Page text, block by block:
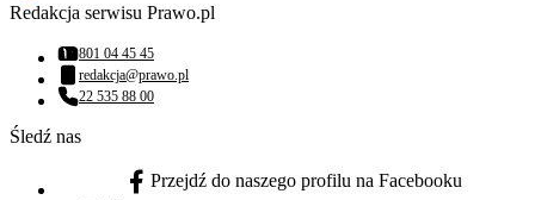
Redakcja serwisu Prawo.pl
Numer telefonu:
801 04 45 45
Adres email:
redakcja@prawo.pl
Numer telefonu:
22 535 88 00
Śledź nas
facebook - otwiera się w nowej karcie
Przejdź do naszego profilu na Facebooku